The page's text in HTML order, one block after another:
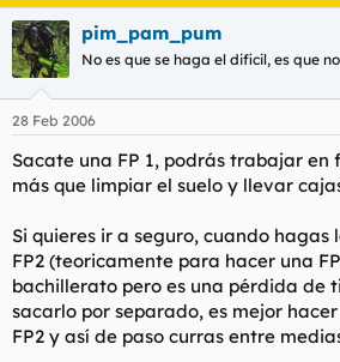
pim_pam_pum
No es que se haga el dificil, es que
28 Feb 2006
Sacate una FP 1, podrás trabajar en
más que limpiar el suelo y llevar
Si quieres ir a seguro, cuando hagas
FP2 (teoricamente para hacer una
bachillerato pero es una pérdida de
sacarlo por separado, es mejor
FP2 y así de paso curras entre